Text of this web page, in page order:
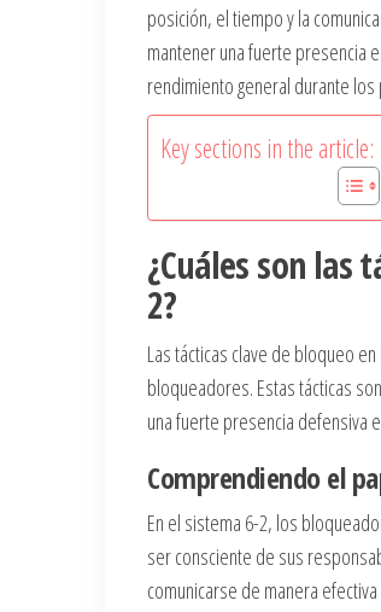
posición, el tiempo y la
mantener una fuerte presencia
rendimiento general durante
Key sections in the article:
¿Cuáles son las
2?
Las tácticas clave de bloqueo en
bloqueadores. Estas tácticas
una fuerte presencia defensiva
Comprendiendo el
En el sistema 6-2, los
ser consciente de sus
comunicarse de manera